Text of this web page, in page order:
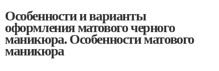
Особенности и варианты
оформления матового черного
маникюра. Особенности матового
маникюра